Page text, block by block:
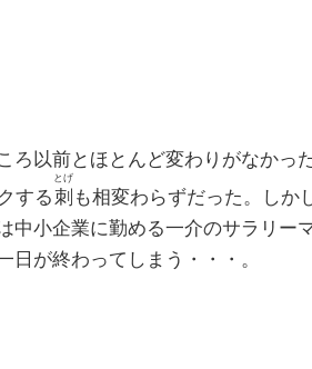
以前とほとんど変わりがなかっ
する刺
とげ
も相変わらずだった。しか
小企業に勤める一介のサラリー
が終わってしまう・・・。